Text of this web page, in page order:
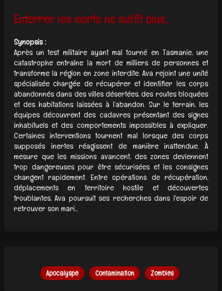
Enterrer les morts ne suffit plus...
Synopsis :
Après un test militaire ayant mal tourné en Tasmanie, une
catastrophe entraîne la mort de milliers de personnes et
transforme la région en zone interdite. Ava rejoint une unité
spécialisée chargée de récupérer et identifier les corps
abandonnés dans des villes désertées, des routes bloquées
et des habitations laissées à l’abandon. Sur le terrain, les
équipes découvrent des cadavres présentant des signes
inhabituels et des comportements impossibles à expliquer.
Certaines interventions tournent mal lorsque des corps
supposés inertes réagissent de manière inattendue. À
mesure que les missions avancent, des zones deviennent
trop dangereuses pour être sécurisées et les consignes
changent rapidement. Entre opérations de récupération,
déplacements en territoire hostile et découvertes
troublantes, Ava poursuit ses recherches dans l'espoir de
retrouver son mari...
Apocalyspe Contamination Zombies